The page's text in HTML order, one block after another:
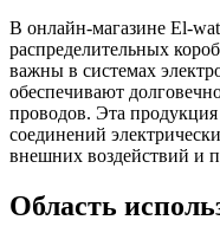
В онлайн-магазине El-
распределительных
важны в системах
обеспечивают
проводов. Эта
соединений
внешних воздействий и
Область